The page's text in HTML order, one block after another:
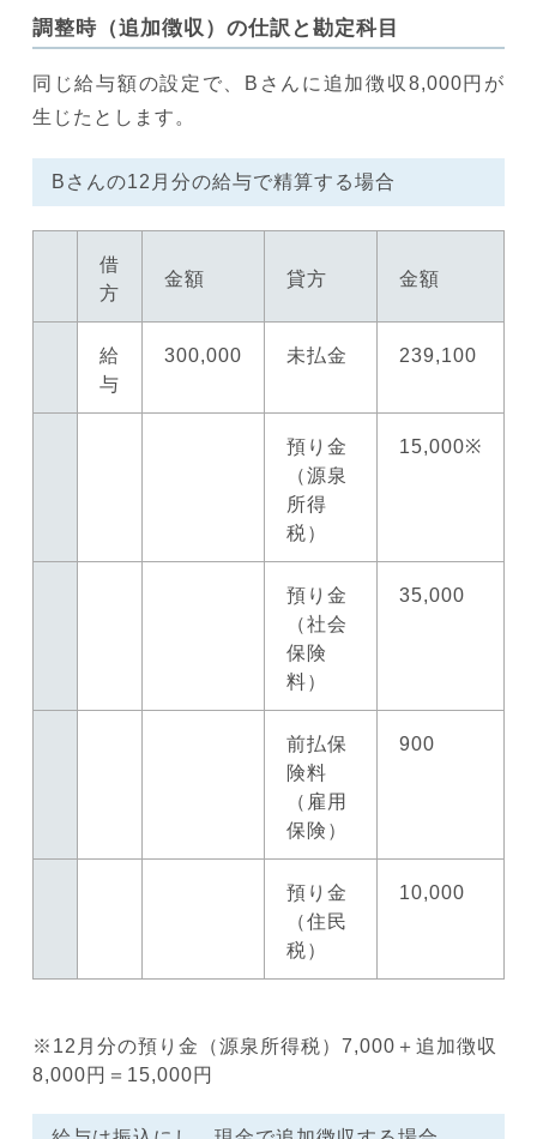
調整時（追加徴収）の仕訳と勘定科目
同じ給与額の設定で、Bさんに追加徴収8,000円が
生じたとします。
Bさんの12月分の給与で精算する場合
借
方
金額 貸方 金額
給
与
300,000 未払金 239,100
預り金
（源泉
所得
税）
15,000※
預り金
（社会
保険
料）
35,000
前払保
険料
（雇用
保険）
900
預り金
（住民
税）
10,000
※12月分の預り金（源泉所得税）7,000＋追加徴収
8,000円＝15,000円